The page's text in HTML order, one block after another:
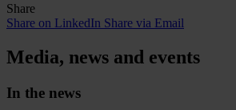
Share
Share on LinkedIn Share via Email
Media, news and events
In the news